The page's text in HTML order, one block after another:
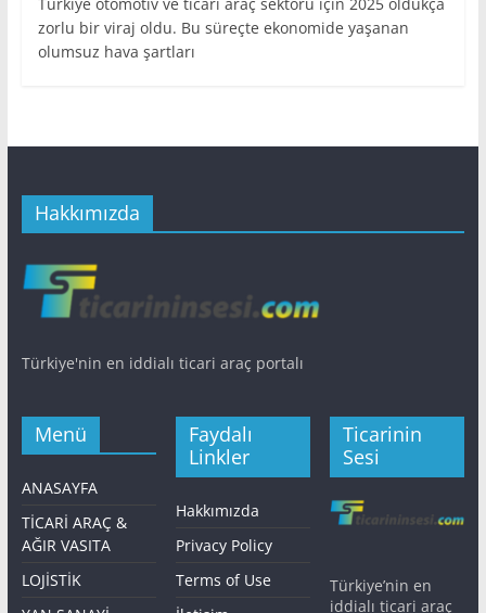
zorlu bir viraj oldu. Bu süreçte ekonomide yaşanan
olumsuz hava şartları
Hakkımızda
Türkiye'nin en iddialı ticari araç portalı
Menü
ANASAYFA
TİCARİ ARAÇ &
AĞIR VASITA
LOJİSTİK
Faydalı
Linkler
Hakkımızda
Privacy Policy
Terms of Use
Ticarinin
Sesi
Türkiye’nin en
iddialı ticari araç